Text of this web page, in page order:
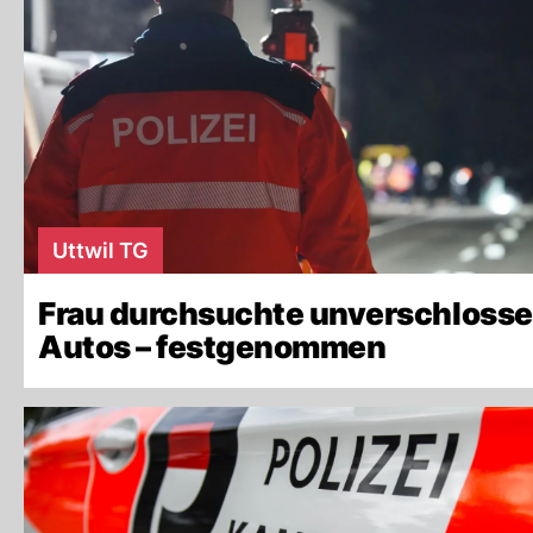
Uttwil TG
Frau durchsuchte
Autos – festgenommen